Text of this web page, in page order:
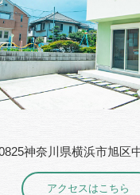
神奈川県横浜市旭区
アクセスはこちら